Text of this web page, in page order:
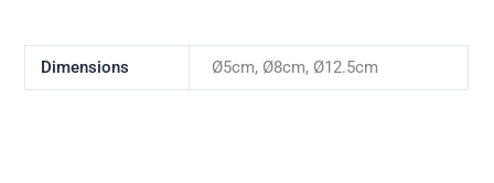
Dimensions Ø5cm, Ø8cm, Ø12.5cm